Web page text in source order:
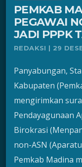
PEMKAB
PEGAWAI
JADI PPPK
REDAKSI | 29
Panyabungan,
Kabupaten
mengirimkan
Pendayagunaan
Birokrasi
non-ASN
Pemkab Madina